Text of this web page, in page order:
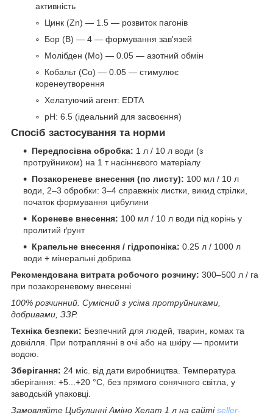
активність
Цинк (Zn) — 1.5 — розвиток пагонів
Бор (B) — 4 — формування зав'язей
Молібден (Mo) — 0.05 — азотний обмін
Кобальт (Co) — 0.05 — стимулює
коренеутворення
Хелатуючий агент: EDTA
рН: 6.5 (ідеальний для засвоєння)
Спосіб застосування та норми
Передпосівна обробка: 1 л / 10 л води (з
протруйником) на 1 т насіннєвого матеріалу
Позакореневе внесення (по листу): 100 мл / 10 л
води, 2–3 обробки: 3–4 справжніх листки, викид стрілки,
початок формування цибулини
Кореневе внесення: 100 мл / 10 л води під корінь у
пролитий ґрунт
Крапельне внесення / гідропоніка: 0.25 л / 1000 л
води + мінеральні добрива
Рекомендована витрата робочого розчину: 300–500 л / га
при позакореневому внесенні
100% розчинний. Сумісний з усіма протруйниками,
добривами, ЗЗР.
Техніка безпеки: Безпечний для людей, тварин, комах та
довкілля. При потраплянні в очі або на шкіру — промити
водою.
Зберігання: 24 міс. від дати виробництва. Температура
зберігання: +5...+20 °С, без прямого сонячного світла, у
заводській упаковці.
Замовляйте Цибулиннi Аміно Хелат 1 л на сайті seller-